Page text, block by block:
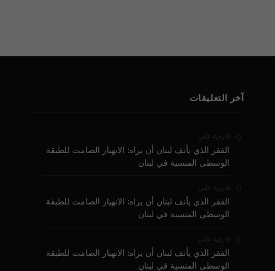
آخر التعليقات
قارىء على
الفقر الذي يأنف لبنان أن يراه: الانهيار الصامت للطبقة
الوسطى المنسية في لبنان
قارىء على
الفقر الذي يأنف لبنان أن يراه: الانهيار الصامت للطبقة
الوسطى المنسية في لبنان
قارىء على
الفقر الذي يأنف لبنان أن يراه: الانهيار الصامت للطبقة
الوسطى المنسية في لبنان